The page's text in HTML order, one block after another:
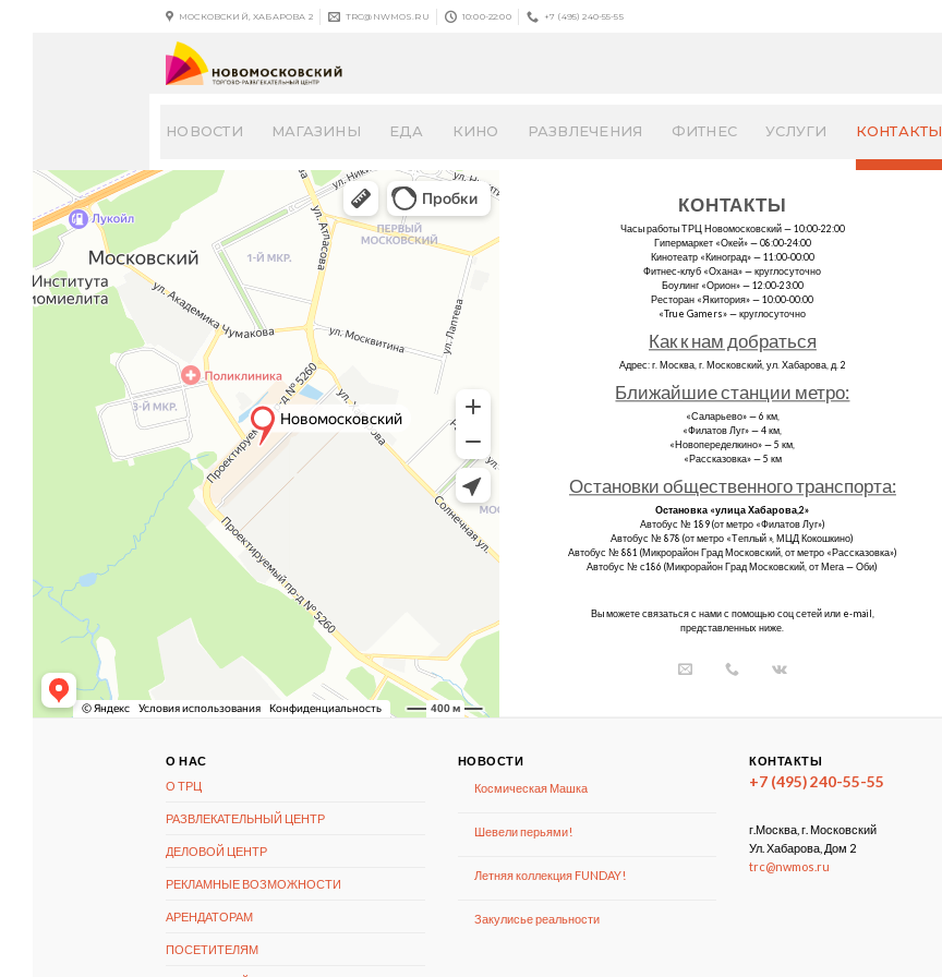
МОСКОВСКИЙ, ХАБАРОВА 2 TRC@NWMOS.RU 10:00-22:00 +7 (495) 240-55-55
НОВОСТИ МАГАЗИНЫ ЕДА КИНО РАЗВЛЕЧЕНИЯ ФИТНЕС УСЛУГИ КОНТАКТЫ
КОНТАКТЫ
Часы работы ТРЦ Новомосковский — 10:00-22:00
Гипермаркет «Окей» — 08:00-24:00
Кинотеатр «Киноград» — 11:00-00:00
Фитнес-клуб «Охана» — круглосуточно
Боулинг «Орион» — 12:00-23:00
Ресторан «Якитория» — 10:00-00:00
«True Gamers» — круглосуточно
Как к нам добраться
Адрес: г. Москва, г. Московский, ул. Хабарова, д. 2
Ближайшие станции метро:
«Саларьево» — 6 км,
«Филатов Луг» — 4 км,
«Новопеределкино» — 5 км,
«Рассказовка» — 5 км
Остановки общественного транспорта:
Остановка «улица Хабарова,2»
Автобус № 189 (от метро «Филатов Луг»)
Автобус № 878 (от метро «Теплый », МЦД Кокошкино)
Автобус № 881 (Микрорайон Град Московский, от метро «Рассказовка»)
Автобус № с186 (Микрорайон Град Московский, от Мега — Оби)
Вы можете связаться с нами с помощью соц сетей или e-mail,
представленных ниже.
О НАС
О ТРЦ
РАЗВЛЕКАТЕЛЬНЫЙ ЦЕНТР
ДЕЛОВОЙ ЦЕНТР
РЕКЛАМНЫЕ ВОЗМОЖНОСТИ
АРЕНДАТОРАМ
ПОСЕТИТЕЛЯМ
НОВОСТИ
Космическая Машка
Шевели перьями!
Летняя коллекция FUNDAY!
Закулисье реальности
КОНТАКТЫ
+7 (495) 240-55-55
г.Москва, г. Московский
Ул. Хабарова, Дом 2
trc@nwmos.ru